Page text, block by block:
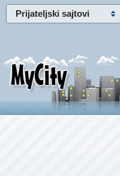
Prijateljski sajtovi